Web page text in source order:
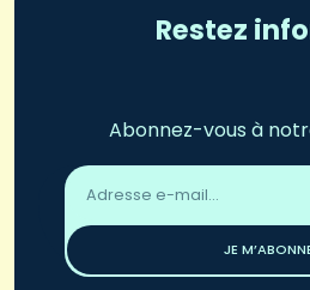
Restez
Abonnez-vous à
Adresse
email
JE